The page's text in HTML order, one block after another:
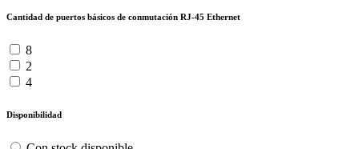
Cantidad de puertos básicos de conmutación RJ-45 Ethernet
8
2
4
Disponibilidad